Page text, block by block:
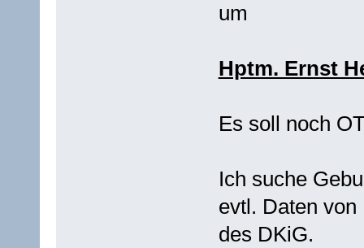
um
Hptm. Ernst
Es soll noch
Ich suche
evtl. Daten
des DKiG.